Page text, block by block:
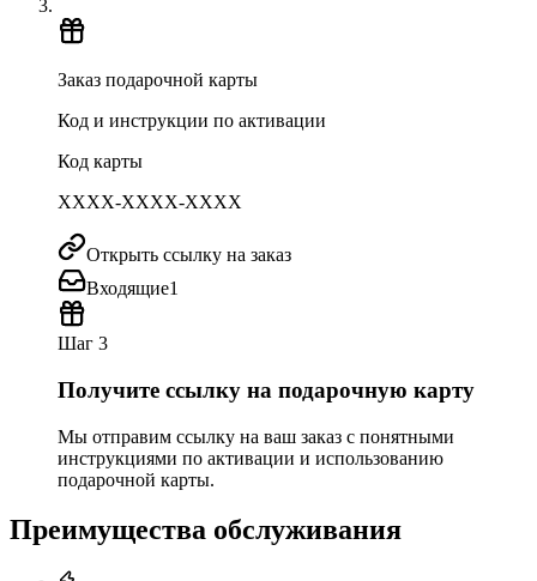
Заказ подарочной карты
Код и инструкции по активации
Код карты
XXXX-XXXX-XXXX
Открыть ссылку на заказ
Входящие1
Шаг 3
Получите ссылку на подарочную карту
Мы отправим ссылку на ваш заказ с понятными
инструкциями по активации и использованию
подарочной карты.
Преимущества обслуживания